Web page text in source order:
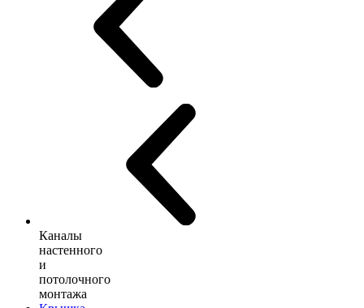
Каналы
настенного
и
потолочного
монтажа